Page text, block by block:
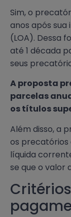
Sim, o
anos após sua
(LOA). Dessa
até 1 década
seus
A proposta
parcelas
os títulos
Além disso, a
os precatórios
líquida
se que o valor